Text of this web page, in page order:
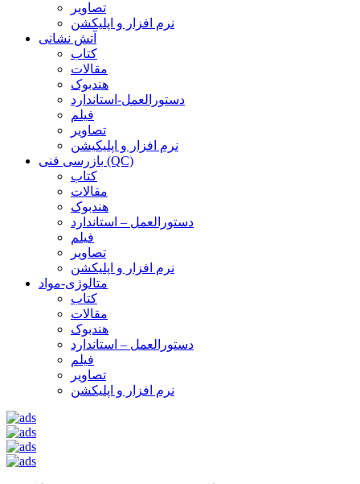
تصاویر
نرم افزار و اپلیکشن
آتش نشانی
کتاب
مقالات
هندبوک
دستورالعمل-استاندارد
فیلم
تصاویر
نرم افزار و اپلیکیشن
بازرسی فنی (QC)
کتاب
مقالات
هندبوک
دستورالعمل – استاندارد
فیلم
تصاویر
نرم افزار و اپلیکشن
متالوژی-مواد
کتاب
مقالات
هندبوک
دستورالعمل – استاندارد
فیلم
تصاویر
نرم افزار و اپلیکشن